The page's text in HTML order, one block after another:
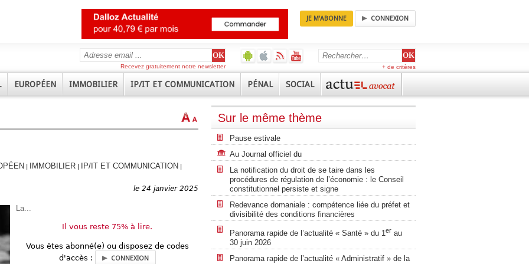
JE M'ABONNE CONNEXION
+ de critères
Recevez gratuitement notre newsletter
EUROPÉEN IMMOBILIER IP/IT ET COMMUNICATION PÉNAL SOCIAL
IMMOBILIER IP/IT ET COMMUNICATION
le 24 janvier 2025
La...
Il vous reste 75% à lire.
Vous êtes abonné(e) ou disposez de codes
d'accès :
CONNEXION
Sur le même thème
Pause estivale
Au Journal officiel du
La notification du droit de se taire dans les
procédures de régulation de l’économie : le Conseil
constitutionnel persiste et signe
Redevance domaniale : compétence liée du préfet et
divisibilité des conditions financières
Panorama rapide de l’actualité « Santé » du 1er au
30 juin 2026
Panorama rapide de l’actualité « Administratif » de la